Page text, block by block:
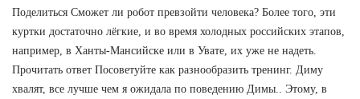
Поделиться Сможет ли робот превзойти человека? Более того, эти
куртки достаточно лёгкие, и во время холодных российских этапов,
например, в Ханты-Мансийске или в Увате, их уже не надеть.
Прочитать ответ Посоветуйте как разнообразить тренинг. Диму
хвалят, все лучше чем я ожидала по поведению Димы.. Этому, в